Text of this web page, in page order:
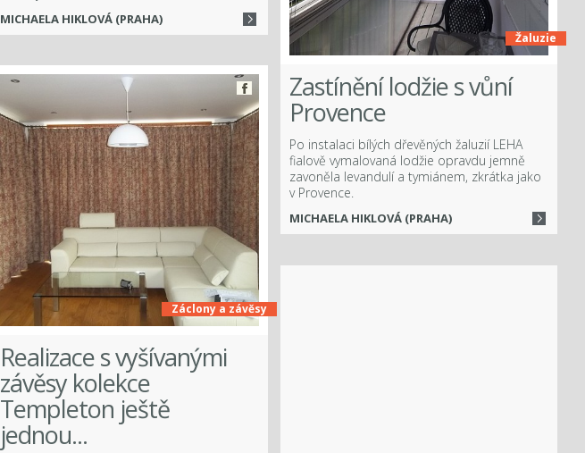
MICHAELA HIKLOVÁ (PRAHA)
Žaluzie
Zastínění lodžie s vůní
Provence
Po instalaci bílých dřevěných žaluzií LEHA
fialově vymalovaná lodžie opravdu jemně
zavoněla levandulí a tymiánem, zkrátka jako
v Provence.
MICHAELA HIKLOVÁ (PRAHA)
Záclony a závěsy
Realizace s vyšívanými
závěsy kolekce
Templeton ještě
jednou...